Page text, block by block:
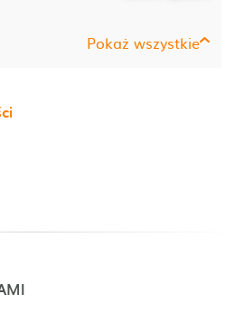
Pokaż wszystkie